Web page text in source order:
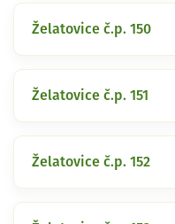
Želatovice č.p. 150
Želatovice č.p. 151
Želatovice č.p. 152